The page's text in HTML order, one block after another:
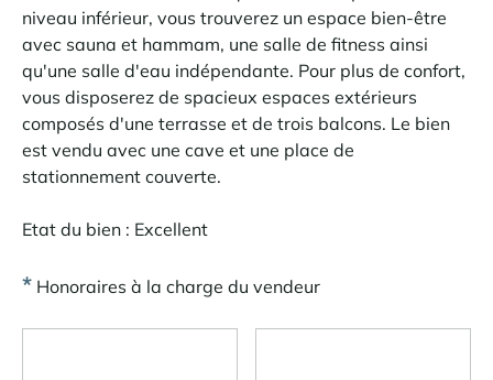
niveau inférieur, vous trouverez un espace bien-être
avec sauna et hammam, une salle de fitness ainsi
qu'une salle d'eau indépendante. Pour plus de confort,
vous disposerez de spacieux espaces extérieurs
composés d'une terrasse et de trois balcons. Le bien
est vendu avec une cave et une place de
stationnement couverte.
Etat du bien : Excellent
* Honoraires à la charge du vendeur